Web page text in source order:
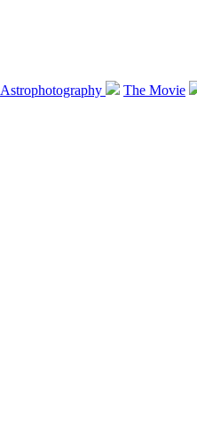
Astrophotography The Movie